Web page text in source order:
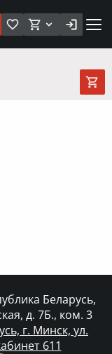
Беларусь,
д. 7Б., ком. 3
г. Минск, ул.
611